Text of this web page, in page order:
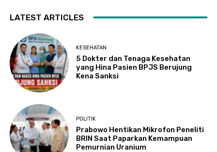
LATEST ARTICLES
KESEHATAN
5 Dokter dan Tenaga Kesehatan
yang Hina Pasien BPJS Berujung
Kena Sanksi
POLITIK
Prabowo Hentikan Mikrofon Peneliti
BRIN Saat Paparkan Kemampuan
Pemurnian Uranium